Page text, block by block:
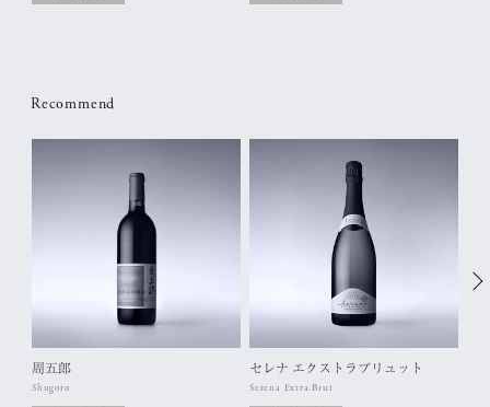
Recommend
周五郎
Shugoro
セレナ エクストラブリュット
Serena Extra Brut